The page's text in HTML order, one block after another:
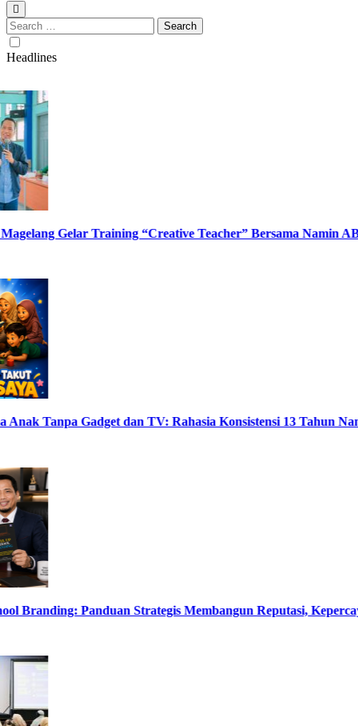
Search
for:
Headlines
Gelar Training “Creative Teacher” Bersama Namin AB
Tanpa Gadget dan TV: Rahasia Konsistensi 13 Tahun Namin
Panduan Strategis Membangun Reputasi,